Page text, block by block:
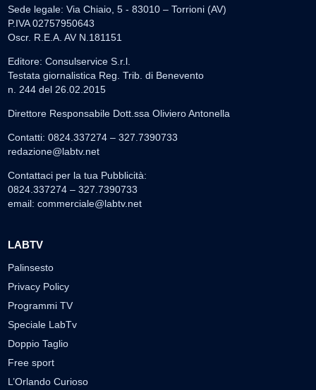
Sede legale: Via Chiaio, 5 - 83010 – Torrioni (AV)
P.IVA 02757950643
Oscr. R.E.A. AV N.181151
Editore: Consulservice S.r.l.
Testata giornalistica Reg. Trib. di Benevento
n. 244 del 26.02.2015
Direttore Responsabile Dott.ssa Oliviero Antonella
Contatti: 0824.337274 – 327.7390733
redazione@labtv.net
Contattaci per la tua Pubblicità:
0824.337274 – 327.7390733
email: commerciale@labtv.net
LABTV
Palinsesto
Privacy Policy
Programmi TV
Speciale LabTv
Doppio Taglio
Free sport
L’Orlando Curioso